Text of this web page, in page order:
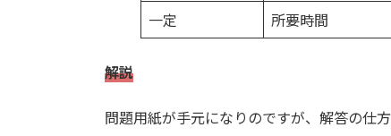
一定
所要時間
解説
問題用紙が手元になりのですが、解答の仕